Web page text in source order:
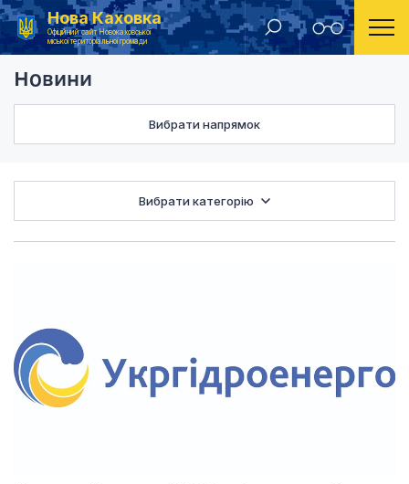
Нова Каховка
Офіційний сайт Новокаховської
міської територіальної громади
Головна Новини
Новини
Вибрати напрямок
Вибрати категорію